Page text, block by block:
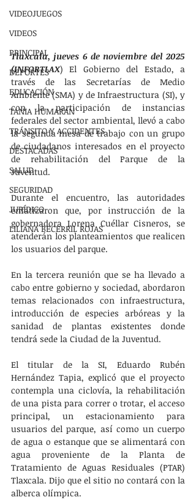
VIDEOJUEGOS
VIDEOS
PRINCIPAL
DEPORTES
EDUCACIÓN
TANIA HUMARAN
TRÁNSITO Y ACCIDENTES
DESTACADAS
SALUD
SEGURIDAD
JURÍDICO
LILIANA BECERRIL ROJAS
Tlaxcala, jueves 6 de noviembre del 2025
(INFORTLAX) El Gobierno del Estado, a
través de las Secretarías de Medio
Ambiente (SMA) y de Infraestructura (SI), y
con la participación de instancias
federales del sector ambiental, llevó a cabo
la segunda mesa de trabajo con un grupo
de ciudadanos interesados en el proyecto
de rehabilitación del Parque de la
Juventud.
Durante el encuentro, las autoridades
enfatizaron que, por instrucción de la
gobernadora Lorena Cuéllar Cisneros, se
atenderán los planteamientos que realicen
los usuarios del parque.
En la tercera reunión que se ha llevado a
cabo entre gobierno y sociedad, abordaron
temas relacionados con infraestructura,
introducción de especies arbóreas y la
sanidad de plantas existentes donde
tendrá sede la Ciudad de la Juventud.
El titular de la SI, Eduardo Rubén
Hernández Tapia, explicó que el proyecto
contempla una ciclovía, la rehabilitación
de una pista para correr o trotar, el acceso
principal, un estacionamiento para
usuarios del parque, así como un cuerpo
de agua o estanque que se alimentará con
agua proveniente de la Planta de
Tratamiento de Aguas Residuales (PTAR)
Tlaxcala. Dijo que el sitio no contará con la
alberca olímpica.